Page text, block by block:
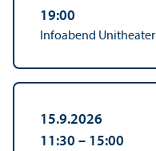
19:00
Infoabend Unitheater
15.9.2026
11:30 – 15:00